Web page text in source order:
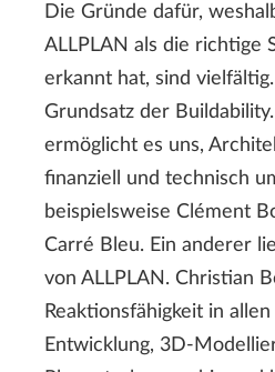
Die Gründe dafür,
ALLPLAN als die richtige
erkannt hat, sind
Grundsatz der Buildability.
ermöglicht es uns,
finanziell und technisch
beispielsweise Clément
Carré Bleu. Ein anderer
von ALLPLAN. Christian
Reaktionsfähigkeit in
Entwicklung, 3D-